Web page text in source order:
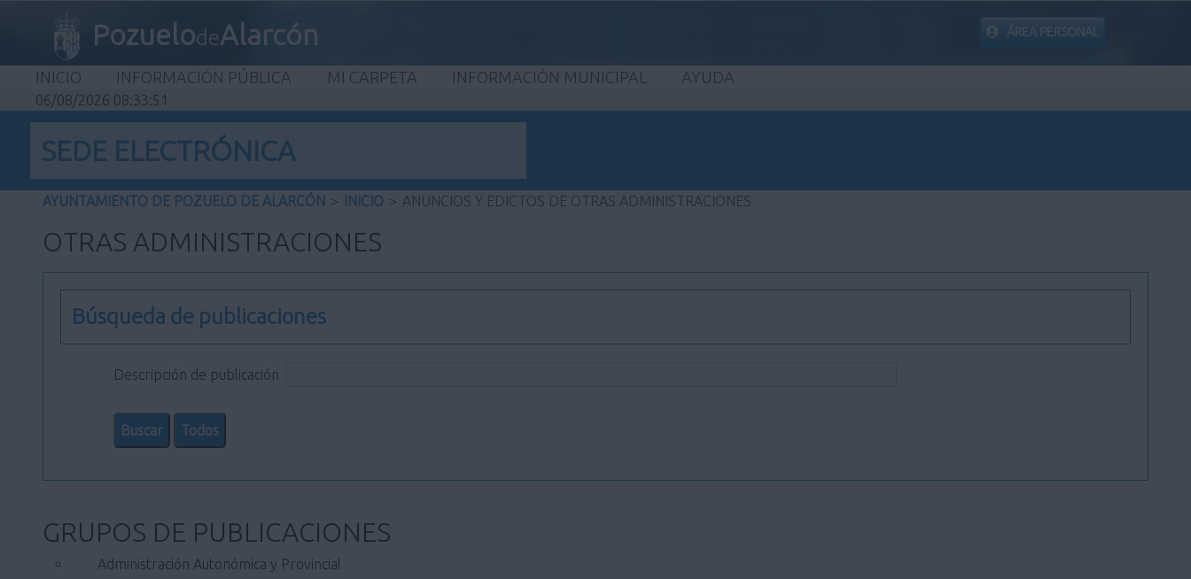
PozuelodeAlarcón ÁREA PERSONAL
INICIO INFORMACIÓN PÚBLICA MI CARPETA INFORMACIÓN MUNICIPAL AYUDA
06/08/2026 08:33:51
SEDE ELECTRÓNICA
AYUNTAMIENTO DE POZUELO DE ALARCÓN > INICIO > ANUNCIOS Y EDICTOS DE OTRAS ADMINISTRACIONES
OTRAS ADMINISTRACIONES
Búsqueda de publicaciones
Descripción de publicación
GRUPOS DE PUBLICACIONES
Administración Autonómica y Provincial